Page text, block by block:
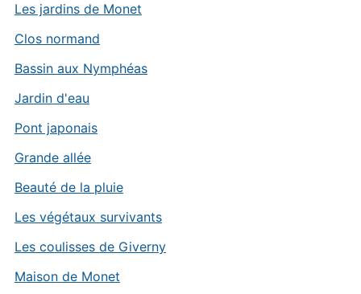
Les jardins de Monet
Clos normand
Bassin aux Nymphéas
Jardin d'eau
Pont japonais
Grande allée
Beauté de la pluie
Les végétaux survivants
Les coulisses de Giverny
Maison de Monet